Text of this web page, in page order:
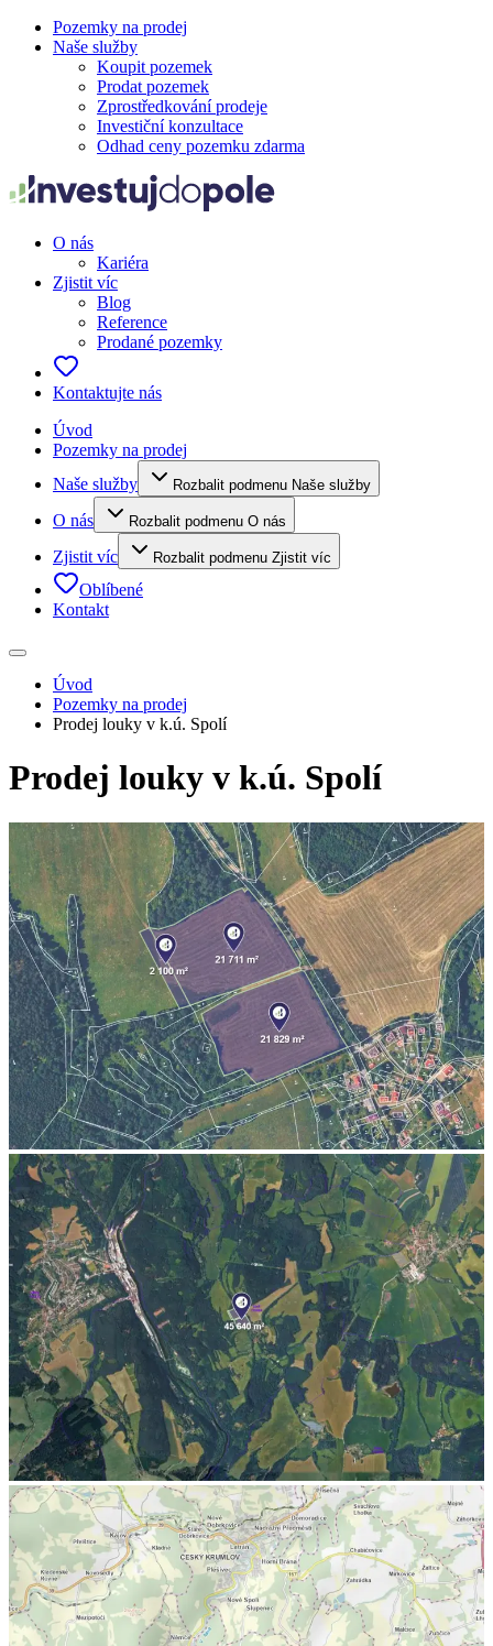
Pozemky na prodej
Naše služby
Koupit pozemek
Prodat pozemek
Zprostředkování prodeje
Investiční konzultace
Odhad ceny pozemku zdarma
O nás
Kariéra
Zjistit víc
Blog
Reference
Prodané pozemky
Kontaktujte nás
Úvod
Pozemky na prodej
Naše služby
Rozbalit podmenu Naše služby
O nás Rozbalit podmenu O nás
Zjistit víc Rozbalit podmenu Zjistit víc
Oblíbené
Kontakt
Úvod
Pozemky na prodej
Prodej louky v k.ú. Spolí
Prodej louky v k.ú. Spolí